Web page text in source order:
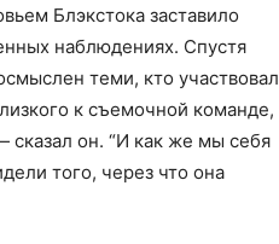
Блэкстока заставило
наблюдениях. Спустя
теми, кто участвовал
к съемочной команде,
сказал он. “И как же мы себя
того, через что она